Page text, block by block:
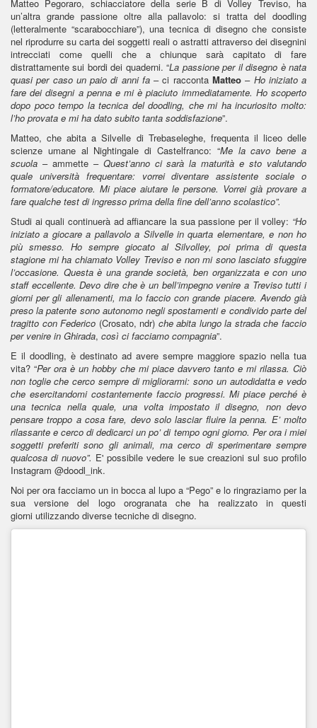
Matteo Pegoraro, schiacciatore della serie B di Volley Treviso, ha
un’altra grande passione oltre alla pallavolo: si tratta del doodling
(letteralmente “scarabocchiare”), una tecnica di disegno che consiste
nel riprodurre su carta dei soggetti reali o astratti attraverso dei disegnini
intrecciati come quelli che a chiunque sarà capitato di fare
distrattamente sui bordi dei quaderni. “La passione per il disegno è nata
quasi per caso un paio di anni fa– ci racconta Matteo– Ho iniziato a
fare dei disegni a penna e mi è piaciuto immediatamente. Ho scoperto
dopo poco tempo la tecnica del doodling, che mi ha incuriosito molto:
l’ho provata e mi ha dato subito tanta soddisfazione”.
Matteo, che abita a Silvelle di Trebaseleghe, frequenta il liceo delle
scienze umane al Nightingale di Castelfranco: “Me la cavo bene a
scuola – ammette – Quest’anno ci sarà la maturità e sto valutando
quale università frequentare: vorrei diventare assistente sociale o
formatore/educatore. Mi piace aiutare le persone. Vorrei già provare a
fare qualche test di ingresso prima della fine dell’anno scolastico”.
Studi ai quali continuerà ad affiancare la sua passione per il volley: “Ho
iniziato a giocare a pallavolo a Silvelle in quarta elementare, e non ho
più smesso. Ho sempre giocato al Silvolley, poi prima di questa
stagione mi ha chiamato Volley Treviso e non mi sono lasciato sfuggire
l’occasione. Questa è una grande società, ben organizzata e con uno
staff eccellente. Devo dire che è un bell’impegno venire a Treviso tutti i
giorni per gli allenamenti, ma lo faccio con grande piacere. Avendo già
preso la patente sono autonomo negli spostamenti e condivido parte del
tragitto con Federico (Crosato, ndr) che abita lungo la strada che faccio
per venire in Ghirada, così ci facciamo compagnia”.
E il doodling, è destinato ad avere sempre maggiore spazio nella tua
vita? “Per ora è un hobby che mi piace davvero tanto e mi rilassa. Ciò
non toglie che cerco sempre di migliorarmi: sono un autodidatta e vedo
che esercitandomi costantemente faccio progressi. Mi piace perché è
una tecnica nella quale, una volta impostato il disegno, non devo
pensare troppo a cosa fare, devo solo lasciar fluire la penna. E’ molto
rilassante e cerco di dedicarci un po’ di tempo ogni giorno. Per ora i miei
soggetti preferiti sono gli animali, ma cerco di sperimentare sempre
qualcosa di nuovo”. E' possibile vedere le sue creazioni sul suo profilo
Instagram @doodl_ink.
Noi per ora facciamo un in bocca al lupo a “Pego” e lo ringraziamo per la
sua versione del logo orogranata che ha realizzato in questi
giorni utilizzando diverse tecniche di disegno.